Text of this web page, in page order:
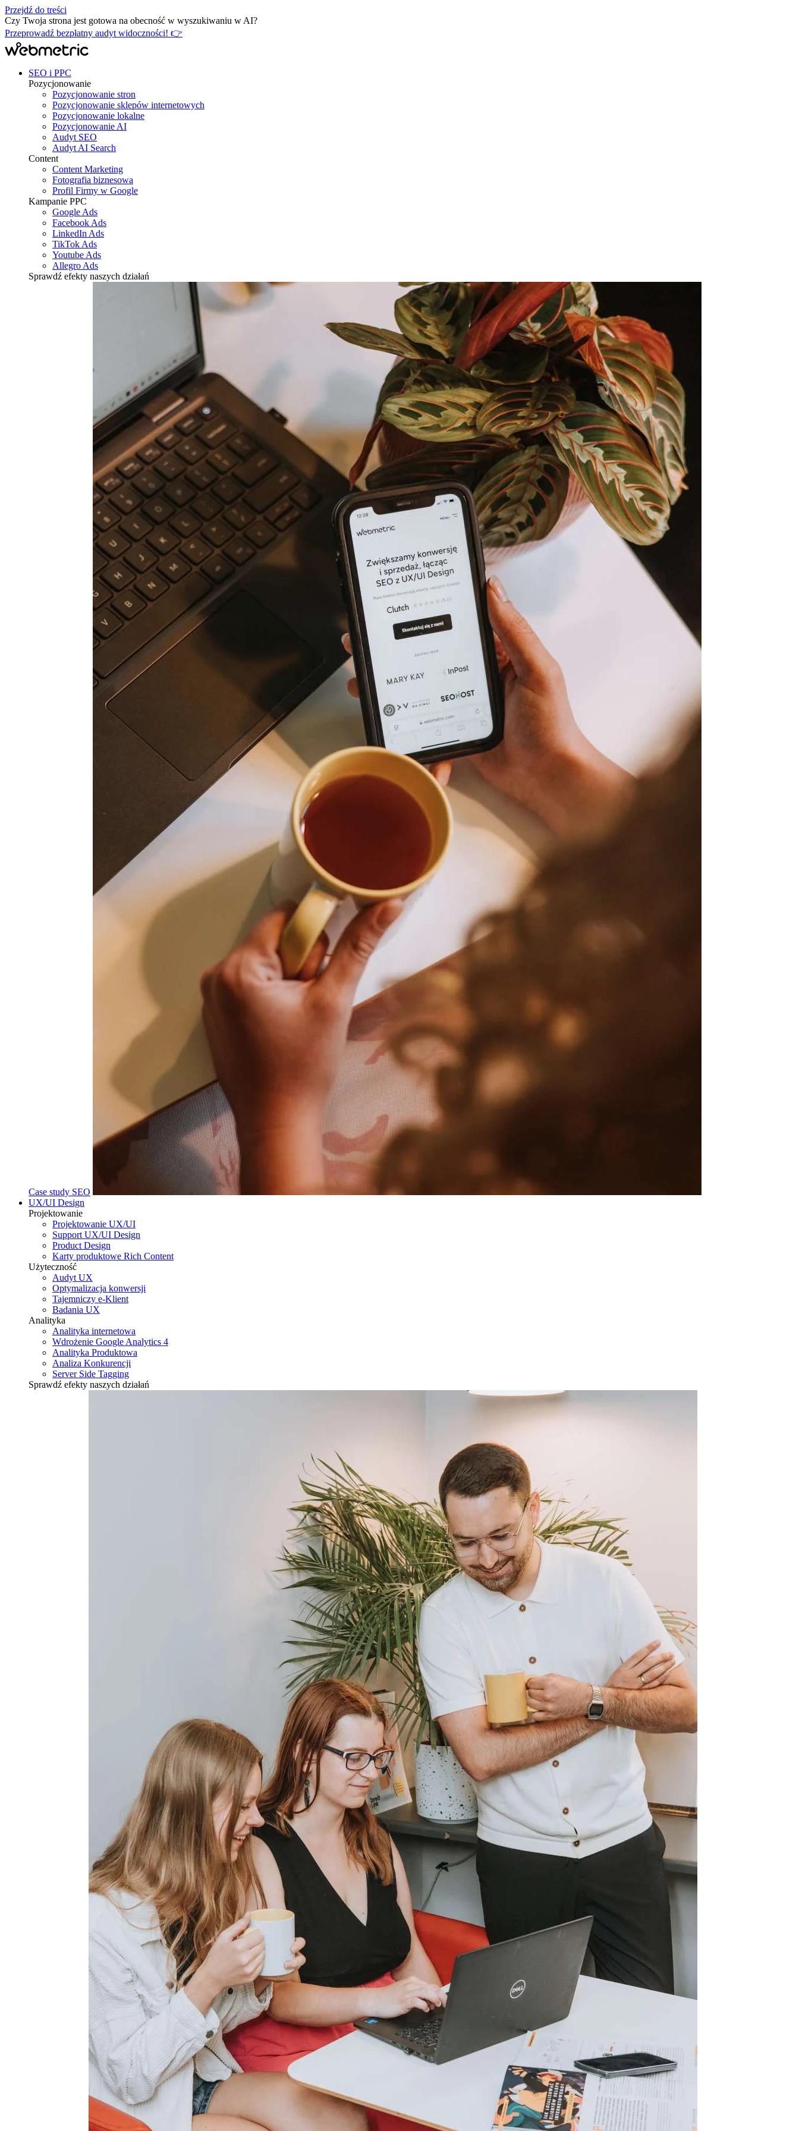
Przejdź do treści
Czy Twoja strona jest gotowa na obecność w wyszukiwaniu w AI?
Przeprowadź bezpłatny audyt widoczności! 👉
SEO i PPC
Pozycjonowanie
Pozycjonowanie stron
Pozycjonowanie sklepów internetowych
Pozycjonowanie lokalne
Pozycjonowanie AI
Audyt SEO
Audyt AI Search
Content
Content Marketing
Fotografia biznesowa
Profil Firmy w Google
Kampanie PPC
Google Ads
Facebook Ads
LinkedIn Ads
TikTok Ads
Youtube Ads
Allegro Ads
Sprawdź efekty naszych działań
Case study SEO
UX/UI Design
Projektowanie
Projektowanie UX/UI
Support UX/UI Design
Product Design
Karty produktowe Rich Content
Użyteczność
Audyt UX
Optymalizacja konwersji
Tajemniczy e-Klient
Badania UX
Analityka
Analityka internetowa
Wdrożenie Google Analytics 4
Analityka Produktowa
Analiza Konkurencji
Server Side Tagging
Sprawdź efekty naszych działań